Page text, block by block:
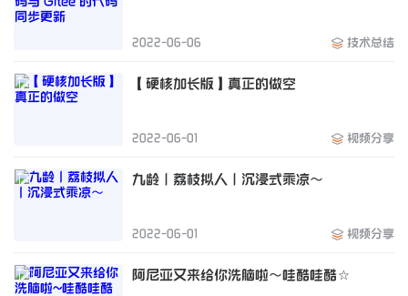
2022-06-06 技术总结
【硬核加长版】真正的做空
2022-06-01 视频分享
九龄｜荔枝拟人｜沉浸式乘凉～
2022-06-01 视频分享
阿尼亚又来给你洗脑啦～哇酷哇酷☆